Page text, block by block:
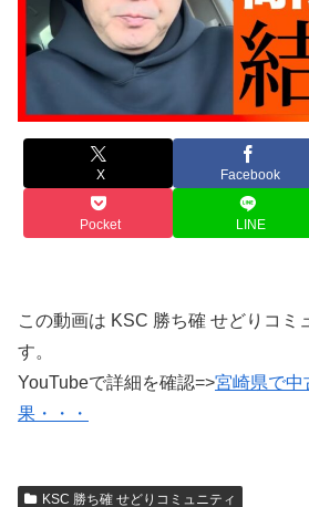
X Facebook
Pocket LINE
この動画は KSC 勝ち確 せどりコミ
す。
YouTubeで詳細を確認=>宮崎県で中
果・・・
KSC 勝ち確 せどりコミュニティ